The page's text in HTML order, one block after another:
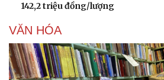
142,2 triệu đồng/lượng
VĂN HÓA